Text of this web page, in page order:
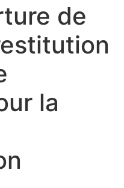
de
la